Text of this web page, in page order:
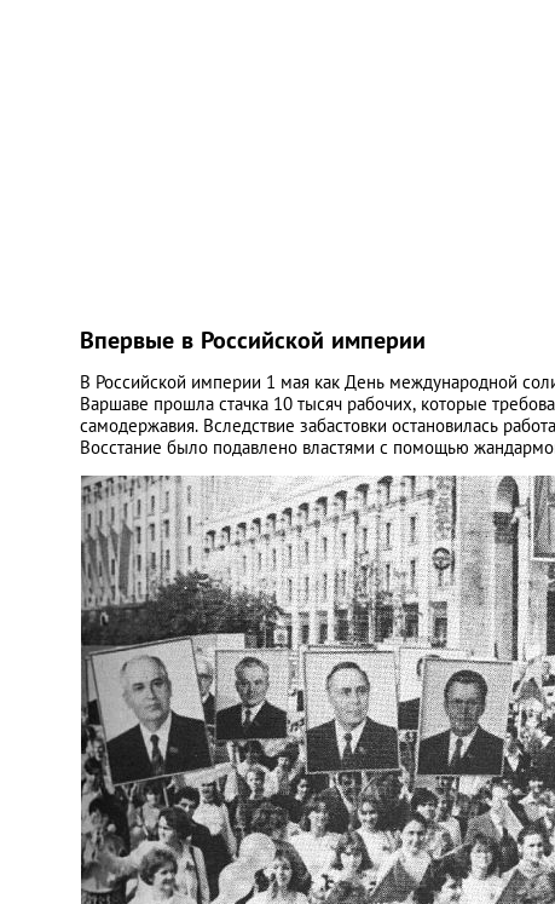
Впервые в Российской империи
В Российской империи 1 мая как День международной
Варшаве прошла стачка 10 тысяч рабочих, которые
самодержавия. Вследствие забастовки остановилась
Восстание было подавлено властями с помощью